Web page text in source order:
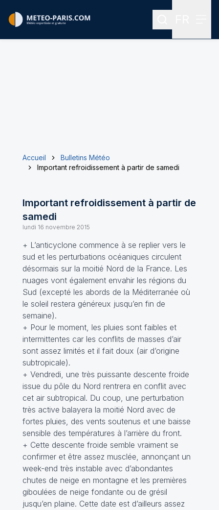
Rechercher
Accueil
Bulletins Météo
Important refroidissement à partir de samedi
Important refroidissement à partir de
samedi
lundi 16 novembre 2015
+ L’anticyclone commence à se replier vers le
sud et les perturbations océaniques circulent
désormais sur la moitié Nord de la France. Les
nuages vont également envahir les régions du
Sud (excepté les abords de la Méditerranée où
le soleil restera généreux jusqu’en fin de
semaine).
+ Pour le moment, les pluies sont faibles et
intermittentes car les conflits de masses d’air
sont assez limités et il fait doux (air d’origine
subtropicale).
+ Vendredi, une très puissante descente froide
issue du pôle du Nord rentrera en conflit avec
cet air subtropical. Du coup, une perturbation
très active balayera la moitié Nord avec de
fortes pluies, des vents soutenus et une baisse
sensible des températures à l’arrière du front.
+ Cette descente froide semble vraiment se
confirmer et être assez musclée, annonçant un
week-end très instable avec d’abondantes
chutes de neige en montagne et les premières
giboulées de neige fondante ou de grésil
jusqu’en plaine. Cette date est d’ailleurs assez